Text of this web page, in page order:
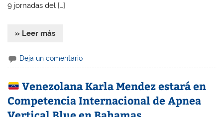
9 jornadas del […]
» Leer más
Deja un comentario
Venezolana Karla Mendez estará en
Competencia Internacional de Apnea